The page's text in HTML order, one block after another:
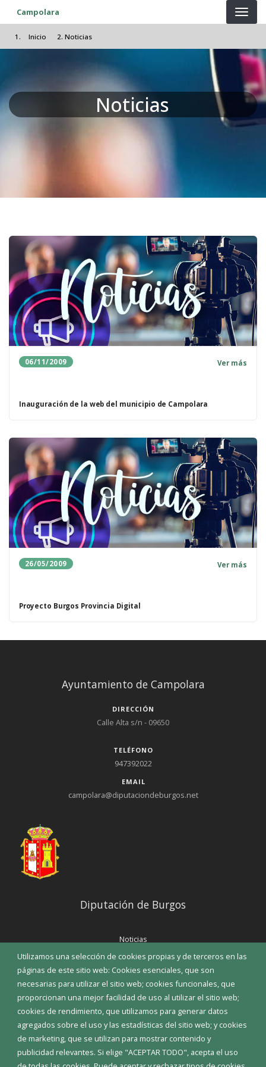
Pasar al contenido principal
Campolara
Inicio Noticias
Noticias
06/11/2009 Ver más
Inauguración de la web del municipio de Campolara
26/05/2009 Ver más
Proyecto Burgos Provincia Digital
Utilizamos una selección de cookies propias y de terceros en las
páginas de este sitio web: Cookies esenciales, que son
necesarias para utilizar el sitio web; cookies funcionales, que
proporcionan una mejor facilidad de uso al utilizar el sitio web;
cookies de rendimiento, que utilizamos para generar datos
agregados sobre el uso y las estadísticas del sitio web; y cookies
de marketing, que se utilizan para mostrar contenido y
publicidad relevantes. Si elige "ACEPTAR TODO", acepta el uso
Ayuntamiento de Campolara
DIRECCIÓN
Calle Alta s/n - 09650
TELÉFONO
947392022
EMAIL
campolara@diputaciondeburgos.net
Diputación de Burgos
Noticias
Eventos
Corporación Municipal
Teléfonos de interés
INICIAR SESIÓN
MAPA WEB